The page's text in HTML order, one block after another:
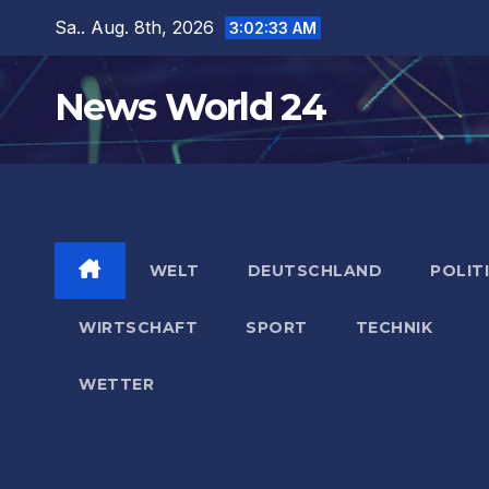
springen
Sa.. Aug. 8th, 2026 3:02:35 AM
News World 24
WELT DEUTSCHLAND
WIRTSCHAFT SPORT TECHNIK
WETTER